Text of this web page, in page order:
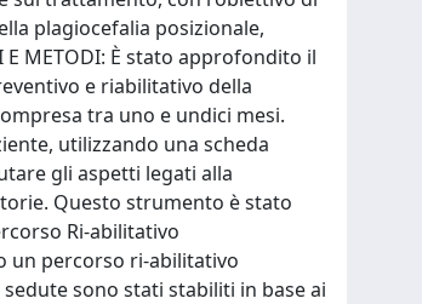
plagiocefalia posizionale,
METODI: È stato approfondito il
e riabilitativo della
tra uno e undici mesi.
utilizzando una scheda
gli aspetti legati alla
Questo strumento è stato
Ri-abilitativo
un percorso ri-abilitativo
sono stati stabiliti in base ai